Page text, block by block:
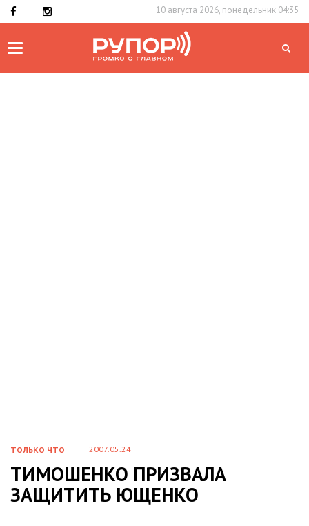
10 августа 2026, понедельник 04:35
Toggle
ТОЛЬКО ЧТО 2007.05.24
ТИМОШЕНКО ПРИЗВАЛА
ЗАЩИТИТЬ ЮЩЕНКО